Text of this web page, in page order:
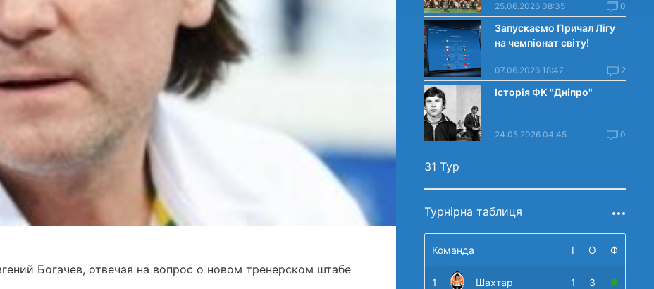
Богачев, отвечая на вопрос о новом тренерском штабе
25.06.2026 08:35 0
Запускаємо Причал Лігу
на чемпіонат світу!
07.06.2026 18:47 2
Історія ФК "Дніпро"
24.05.2026 04:45 0
31 Тур
Турнірна таблиця
Команда І О Ф
1 Шахтар 1 3